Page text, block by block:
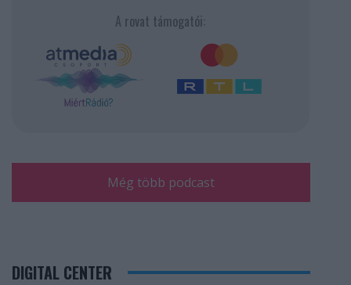
A rovat támogatói:
Még több podcast
DIGITAL CENTER